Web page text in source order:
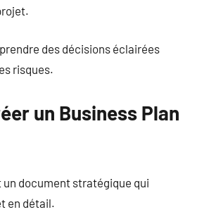
des décisions éclairées
risques.
un Business Plan
un document stratégique qui
en détail.